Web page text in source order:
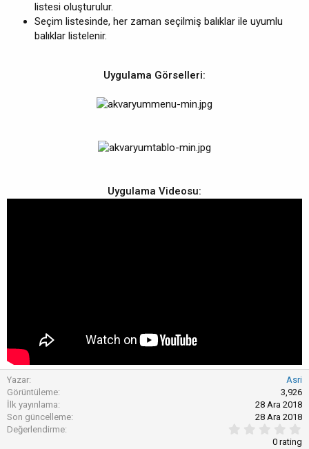
listesi oluşturulur.
Seçim listesinde, her zaman seçilmiş balıklar ile uyumlu
balıklar listelenir.
Uygulama Görselleri:
Uygulama Videosu:
Yazar
Asri
Görüntüleme
3,926
İlk yayınlama
28 Ara 2018
Son güncelleme
28 Ara 2018
Değerlendirme
0 rating